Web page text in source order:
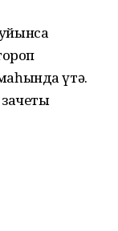
үтә.